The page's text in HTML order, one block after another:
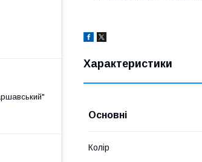
Характеристики
Основні
Колір